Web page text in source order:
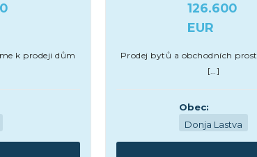
k prodeji dům
126.600
EUR
Prodej bytů a obchodních
[…]
Obec:
Donja Lastva